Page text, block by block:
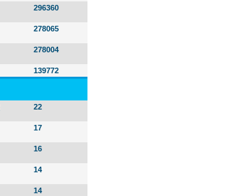
296360
278065
278004
139772
22
17
16
14
14